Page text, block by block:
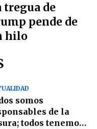
tregua de
pende de
hilo
somos
de la
todos tenemos